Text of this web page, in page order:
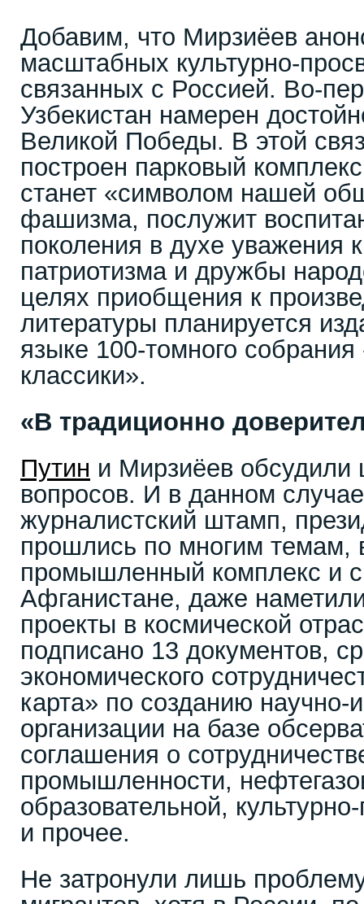
Добавим, что Мирзиёев
масштабных культурно-
связанных с Россией. Во-
Узбекистан намерен
Великой Победы. В этой
построен парковый
станет «символом нашей
фашизма, послужит
поколения в духе уважения
патриотизма и дружбы
целях приобщения к
литературы планируется
языке 100-томного
классики».
«В традиционно
Путин и Мирзиёев обсудили
вопросов. И в данном
журналистский штамп,
прошлись по многим темам,
промышленный комплекс и
Афганистане, даже
проекты в космической
подписано 13 документов,
экономического
карта» по созданию научно-
организации на базе
соглашения о
промышленности,
образовательной,
и прочее.
Не затронули лишь